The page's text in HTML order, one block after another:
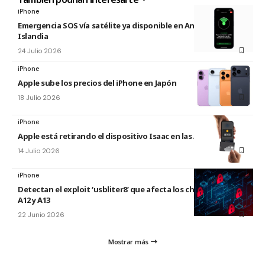
iPhone
Emergencia SOS vía satélite ya disponible en Andorra e
Islandia
24 Julio 2026
iPhone
Apple sube los precios del iPhone en Japón
18 Julio 2026
iPhone
Apple está retirando el dispositivo Isaac en las Apple Store
14 Julio 2026
iPhone
Detectan el exploit ‘usbliter8’ que afecta los chips de Apple
A12 y A13
22 Junio 2026
Mostrar más